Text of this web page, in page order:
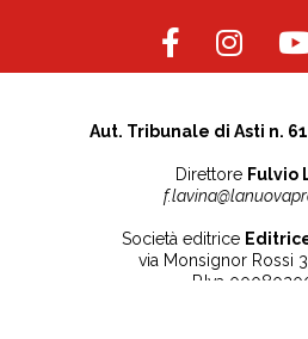
Aut. Tribunale di Asti n.
Direttore Fulvio
Società editrice
via Monsignor Rossi
P.Iva